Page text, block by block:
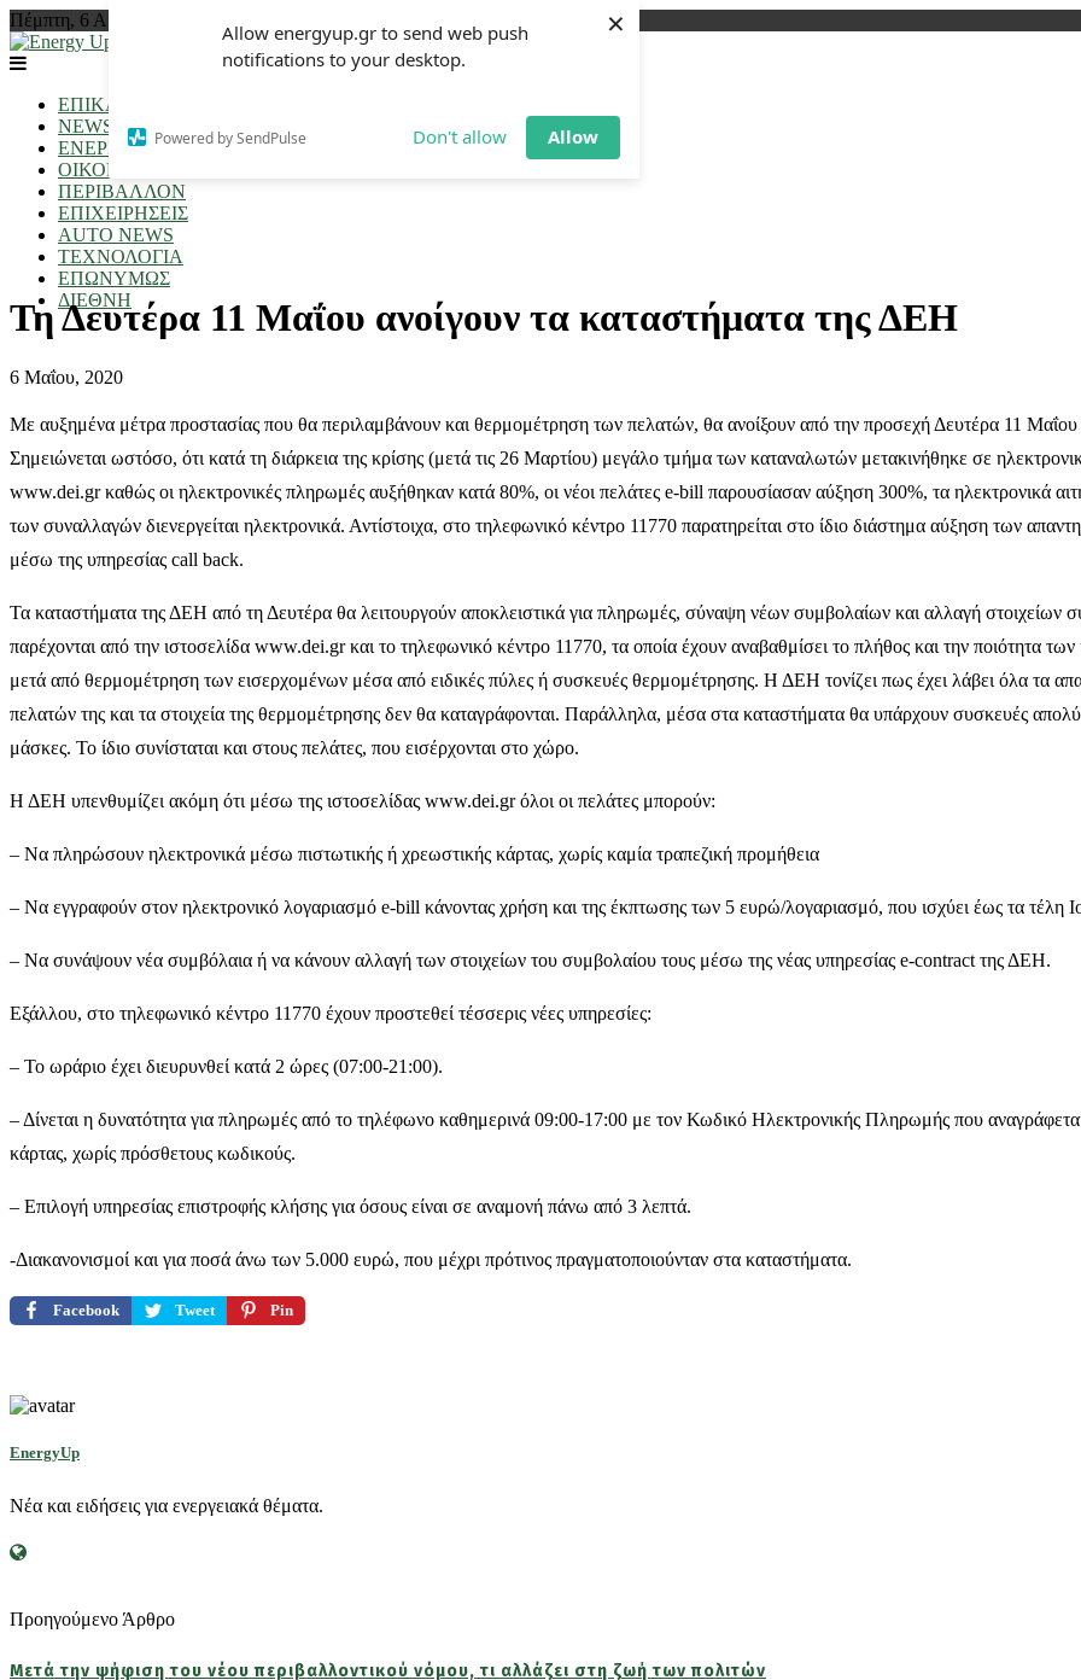
Allow energyup.gr to send web push
notifications to your desktop.
Powered by SendPulse Don't allow Allow
×
Πέμπτη, 6 Αυγούστου 2026 | 6:12 πμ
ΕΠΙΚΑΙΡΟΤΗΤΑ
NEWSROOM
ΕΝΕΡΓΕΙΑ
ΟΙΚΟΝΟΜΙΑ
ΠΕΡΙΒΑΛΛΟΝ
ΕΠΙΧΕΙΡΗΣΕΙΣ
AUTO NEWS
ΤΕΧΝΟΛΟΓΙΑ
ΕΠΩΝΥΜΩΣ
ΔΙΕΘΝΗ
Τη Δευτέρα 11 Μαΐου ανοίγουν τα καταστήματα της ΔΕΗ
6 Μαΐου, 2020
Με αυξημένα μέτρα προστασίας που θα περιλαμβάνουν και θερμομέτρηση των πελατών, θα ανοίξουν από την προσεχή Δευτέρα 11
Σημειώνεται ωστόσο, ότι κατά τη διάρκεια της κρίσης (μετά τις 26 Μαρτίου) μεγάλο τμήμα των καταναλωτών μετακινήθηκε σε
www.dei.gr καθώς οι ηλεκτρονικές πληρωμές αυξήθηκαν κατά 80%, οι νέοι πελάτες e-bill παρουσίασαν αύξηση 300%, τα ηλεκτρονικά
των συναλλαγών διενεργείται ηλεκτρονικά. Αντίστοιχα, στο τηλεφωνικό κέντρο 11770 παρατηρείται στο ίδιο διάστημα αύξηση των
μέσω της υπηρεσίας call back.
Τα καταστήματα της ΔΕΗ από τη Δευτέρα θα λειτουργούν αποκλειστικά για πληρωμές, σύναψη νέων συμβολαίων και αλλαγή στοιχείων
παρέχονται από την ιστοσελίδα www.dei.gr και το τηλεφωνικό κέντρο 11770, τα οποία έχουν αναβαθμίσει το πλήθος και την ποιότητα
μετά από θερμομέτρηση των εισερχομένων μέσα από ειδικές πύλες ή συσκευές θερμομέτρησης. Η ΔΕΗ τονίζει πως έχει λάβει όλα τα
πελατών της και τα στοιχεία της θερμομέτρησης δεν θα καταγράφονται. Παράλληλα, μέσα στα καταστήματα θα υπάρχουν συσκευές
μάσκες. Το ίδιο συνίσταται και στους πελάτες, που εισέρχονται στο χώρο.
Η ΔΕΗ υπενθυμίζει ακόμη ότι μέσω της ιστοσελίδας www.dei.gr όλοι οι πελάτες μπορούν:
– Να πληρώσουν ηλεκτρονικά μέσω πιστωτικής ή χρεωστικής κάρτας, χωρίς καμία τραπεζική προμήθεια
– Να εγγραφούν στον ηλεκτρονικό λογαριασμό e-bill κάνοντας χρήση και της έκπτωσης των 5 ευρώ/λογαριασμό, που ισχύει έως τα τέλη
– Να συνάψουν νέα συμβόλαια ή να κάνουν αλλαγή των στοιχείων του συμβολαίου τους μέσω της νέας υπηρεσίας e-contract της ΔΕΗ.
Εξάλλου, στο τηλεφωνικό κέντρο 11770 έχουν προστεθεί τέσσερις νέες υπηρεσίες:
– Το ωράριο έχει διευρυνθεί κατά 2 ώρες (07:00-21:00).
– Δίνεται η δυνατότητα για πληρωμές από το τηλέφωνο καθημερινά 09:00-17:00 με τον Κωδικό Ηλεκτρονικής Πληρωμής που
κάρτας, χωρίς πρόσθετους κωδικούς.
– Επιλογή υπηρεσίας επιστροφής κλήσης για όσους είναι σε αναμονή πάνω από 3 λεπτά.
-Διακανονισμοί και για ποσά άνω των 5.000 ευρώ, που μέχρι πρότινος πραγματοποιούνταν στα καταστήματα.
Facebook Tweet Pin
EnergyUp
Νέα και ειδήσεις για ενεργειακά θέματα.
Προηγούμενο Άρθρο
Μετά την ψήφιση του νέου περιβαλλοντικού νόμου, τι αλλάζει στη ζωή των πολιτών